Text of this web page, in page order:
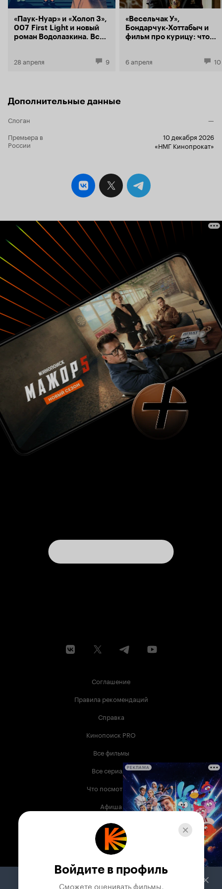
«Паук-Нуар» и «Холоп 3»,
007 First Light и новый
роман Водолазкина. Все
28 апреля 9
«Весельчак У»,
Бондарчук-Хоттабыч и
фильм про курицу: что
6 апреля 10
Дополнительные данные
Слоган
—
Премьера в
России
10 декабря 2026
«НМГ Кинопрокат»
Соглашение
Правила рекомендаций
Справка
Кинопоиск PRO
Все фильмы
Все сериалы
Что посмотреть
Афиша
Музыка
Телепрограмма
Служба поддержки
РЕКЛАМА
Войдите в профиль
Сможете оценивать фильмы,